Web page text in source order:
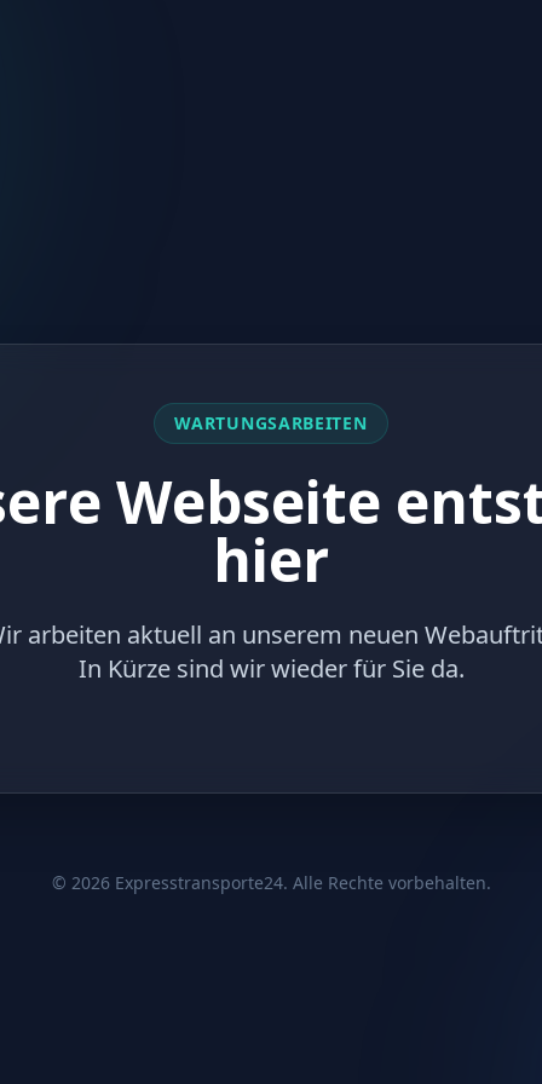
WARTUNGSARBEITEN
Webseite
hier
arbeiten aktuell an unserem neuen
In Kürze sind wir wieder für Sie da.
© 2026Expresstransporte24. Alle Rechte vorbehalten.